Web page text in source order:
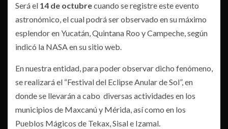
Será el 14 de octubrecuando se registre este evento
astronómico, el cual podrá ser observado en su máximo
esplendor en Yucatán, Quintana Roo y Campeche, según
indicó la NASA en su sitio web.
En nuestra entidad, para poder observar dicho fenómeno,
se realizará el “Festival del Eclipse Anular de Sol”, en
donde se llevarán a cabo diversas actividades en los
municipios de Maxcanú y Mérida, así como en los
Pueblos Mágicos de Tekax, Sisal e Izamal.